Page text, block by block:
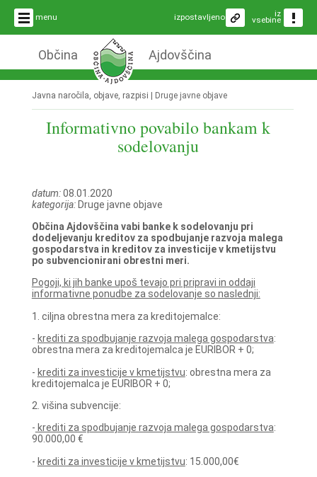
menu iz
vsebine
izpostavljeno
Občina Ajdovščina
Javna naročila, objave, razpisi | Druge javne objave
Informativno povabilo bankam k
sodelovanju
datum:08.01.2020
kategorija:Druge javne objave
Občina Ajdovščina vabi banke k sodelovanju pri
dodeljevanju kreditov za spodbujanje razvoja malega
gospodarstva in kreditov za investicije v kmetijstvu
po subvencionirani obrestni meri.
Pogoji, ki jih banke upoš tevajo pri pripravi in oddaji
informativne ponudbe za sodelovanje so naslednji:
1. ciljna obrestna mera za kreditojemalce:
- krediti za spodbujanje razvoja malega gospodarstva:
obrestna mera za kreditojemalca je EURIBOR + 0;
- krediti za investicije v kmetijstvu: obrestna mera za
kreditojemalca je EURIBOR + 0;
2. višina subvencije:
- krediti za spodbujanje razvoja malega gospodarstva:
90.000,00 €
- krediti za investicije v kmetijstvu: 15.000,00€